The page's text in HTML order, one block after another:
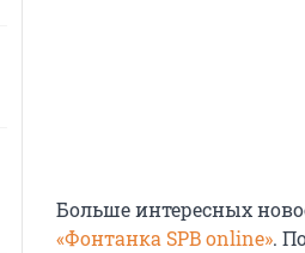
Больше интересных
«Фонтанка SPB online».